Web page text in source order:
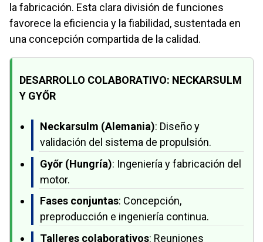
la fabricación. Esta clara división de funciones
favorece la eficiencia y la fiabilidad, sustentada en
una concepción compartida de la calidad.
DESARROLLO COLABORATIVO: NECKARSULM
Y GYŐR
Neckarsulm (Alemania): Diseño y
validación del sistema de propulsión.
Győr (Hungría): Ingeniería y fabricación del
motor.
Fases conjuntas: Concepción,
preproducción e ingeniería continua.
Talleres colaborativos: Reuniones